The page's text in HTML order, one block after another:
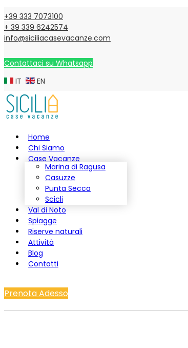
+39 333 7073100
+ 39 339 6242574
info@siciliacasevacanze.com
Contattaci su Whatsapp
IT
EN
Home
Chi Siamo
Case Vacanze
Marina di Ragusa
Casuzze
Punta Secca
Scicli
Val di Noto
Spiagge
Riserve naturali
Attività
Blog
Contatti
Prenota Adesso